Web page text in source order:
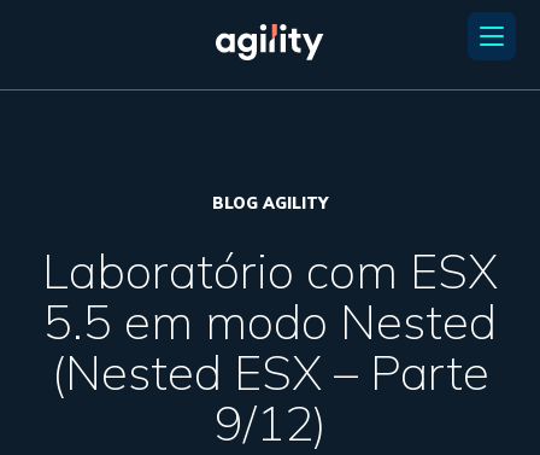
BLOG AGILITY
Laboratório com ESX
5.5 em modo Nested
(Nested ESX – Parte
9/12)